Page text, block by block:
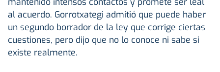
al acuerdo. Gorrotxategi admitió que puede haber
un segundo borrador de la ley que corrige ciertas
cuestiones, pero dijo que no lo conoce ni sabe si
existe realmente.